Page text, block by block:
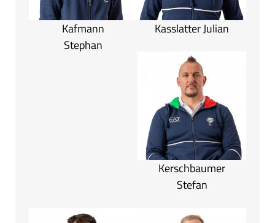
Kafmann
Stephan
Kasslatter Julian
Kerschbaumer
Stefan